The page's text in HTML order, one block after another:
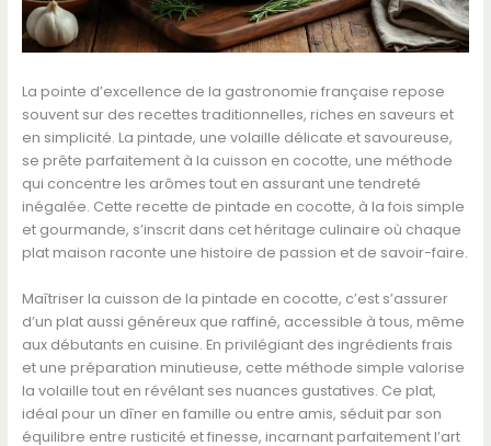
La pointe d’excellence de la gastronomie française repose
souvent sur des recettes traditionnelles, riches en saveurs et
en simplicité. La pintade, une volaille délicate et savoureuse,
se prête parfaitement à la cuisson en cocotte, une méthode
qui concentre les arômes tout en assurant une tendreté
inégalée. Cette recette de pintade en cocotte, à la fois simple
et gourmande, s’inscrit dans cet héritage culinaire où chaque
plat maison raconte une histoire de passion et de savoir-faire.
Maîtriser la cuisson de la pintade en cocotte, c’est s’assurer
d’un plat aussi généreux que raffiné, accessible à tous, même
aux débutants en cuisine. En privilégiant des ingrédients frais
et une préparation minutieuse, cette méthode simple valorise
la volaille tout en révélant ses nuances gustatives. Ce plat,
idéal pour un dîner en famille ou entre amis, séduit par son
équilibre entre rusticité et finesse, incarnant parfaitement l’art